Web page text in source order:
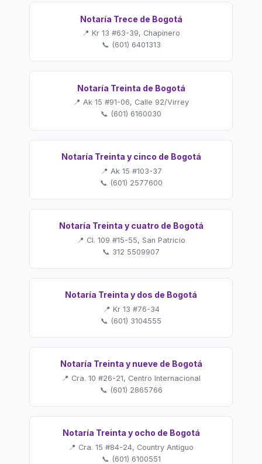
Notaría Trece de Bogotá
📍 Kr 13 #63-39, Chapinero
📞 (601) 6401313
Notaría Treinta de Bogotá
📍 Ak 15 #91-06, Calle 92/Virrey
📞 (601) 6160030
Notaría Treinta y cinco de Bogotá
📍 Ak 15 #103-37
📞 (601) 2577600
Notaría Treinta y cuatro de Bogotá
📍 Cl. 109 #15-55, San Patricio
📞 312 5509907
Notaría Treinta y dos de Bogotá
📍 Kr 13 #76-34
📞 (601) 3104555
Notaría Treinta y nueve de Bogotá
📍 Cra. 10 #26-21, Centro Internacional
📞 (601) 2865766
Notaría Treinta y ocho de Bogotá
📍 Cra. 15 #84-24, Country Antiguo
📞 (601) 6100551